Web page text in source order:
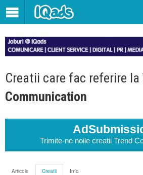
Creatii care fac referire la
Communication
Trimite-ne noile creatii Trend
Articole Creatii Info